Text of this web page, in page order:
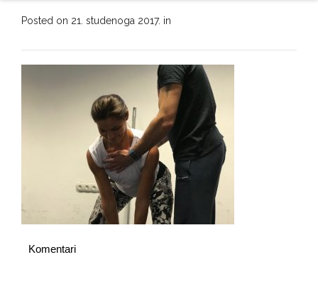
Posted on 21. studenoga 2017. in
Komentari